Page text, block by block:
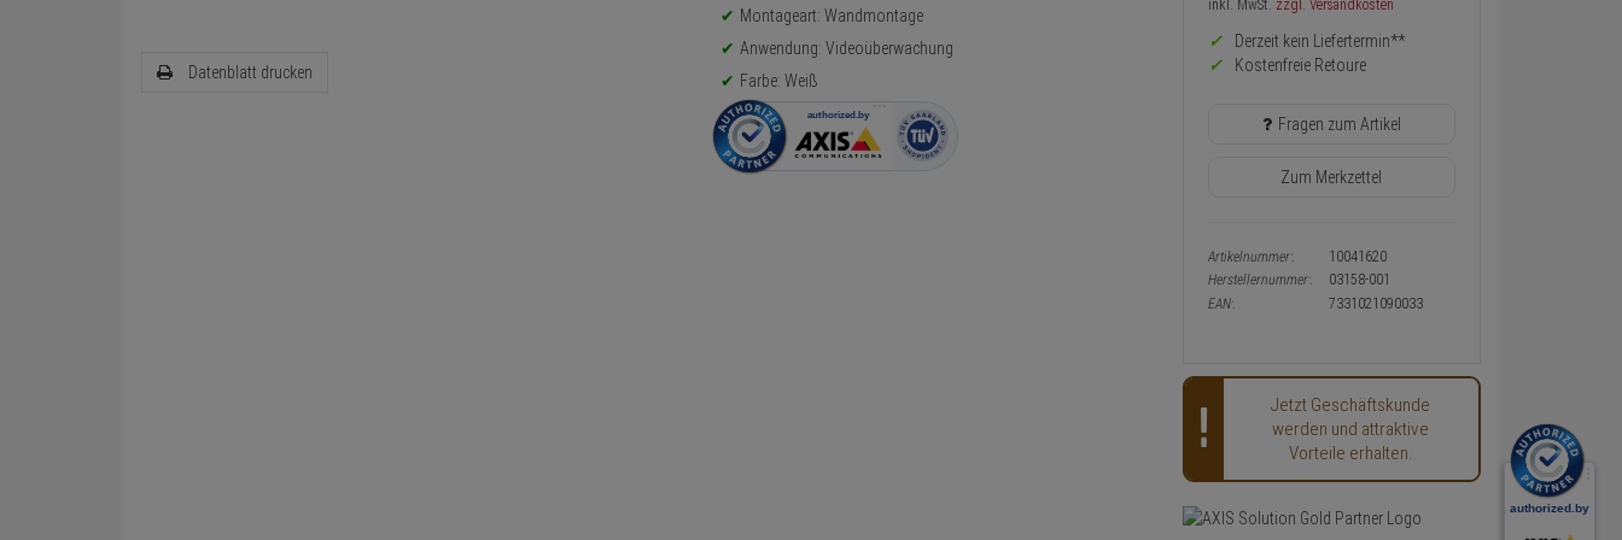
Datenblatt drucken
Montageart: Wandmontage
Anwendung: Videoüberwachung
Farbe: Weiß
Preis,
und
Warenkorb-
inkl. MwSt. zzgl. Versandkosten
Derzeit kein Liefertermin**
Kostenfreie Retoure
Fragen zum Artikel
Zum Merkzettel
Artikelnummer:
10041620
Herstellernummer:
03158-001
EAN:
7331021090033
Jetzt Geschäftskunde
werden und attraktive
Vorteile erhalten.